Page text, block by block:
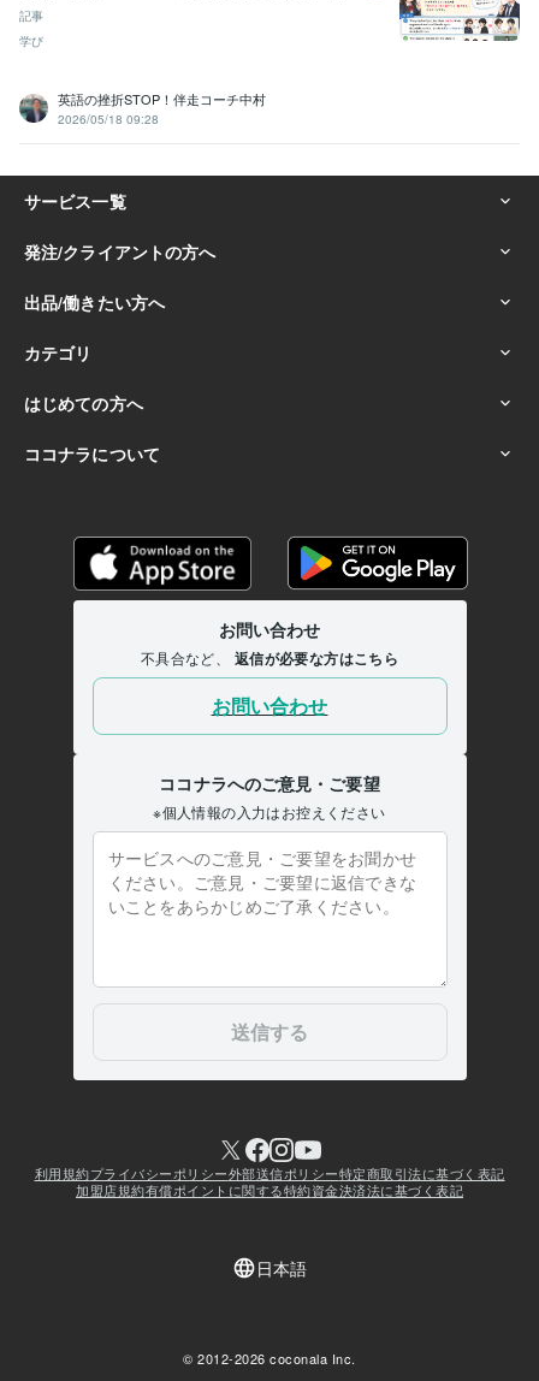
記事
学び
英語の挫折STOP！伴走コーチ中村
2026/05/18 09:28